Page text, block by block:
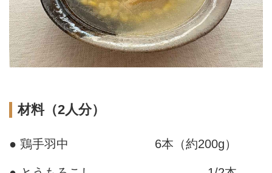
材料（2人分）
● 鶏手羽中 6本（約200g）